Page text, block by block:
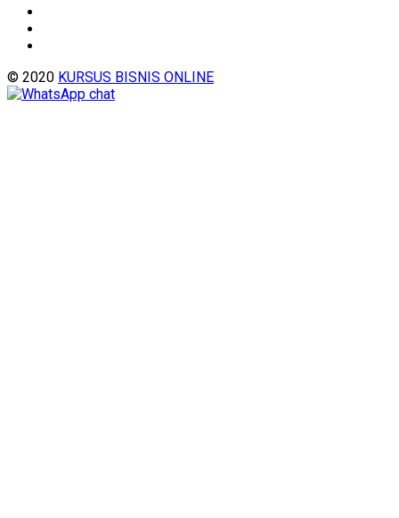
© 2020 KURSUS BISNIS ONLINE